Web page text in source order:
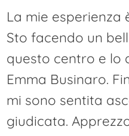
La mie esperienza
Sto facendo un
questo centro e lo
Emma Businaro.
mi sono sentita
giudicata.